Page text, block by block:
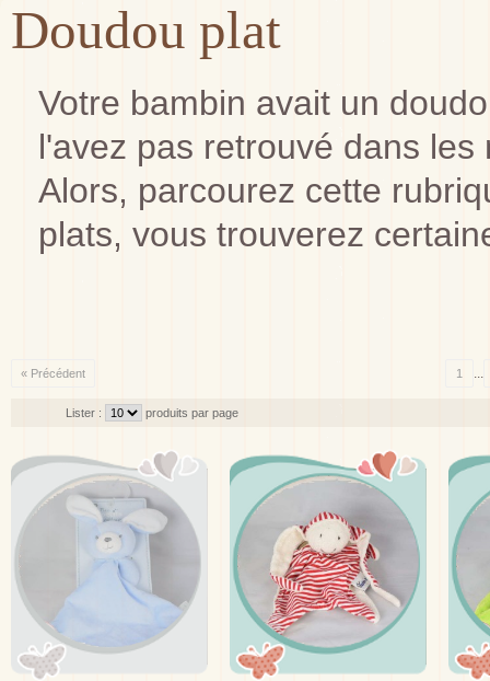
Doudou plat
Votre bambin avait un
l'avez pas retrouvé dans
Alors, parcourez cette
plats, vous trouverez
« Précédent 1 ...
Lister : produits par page